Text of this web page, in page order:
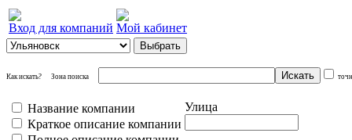
Вход для компаний Мой кабинет
Как искать? Зона поиска
Название компании
Краткое описание компании
Улица